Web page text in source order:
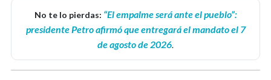
No te lo pierdas: “El empalme será ante el pueblo”:
presidente Petro afirmó que entregará el mandato el 7
de agosto de 2026.